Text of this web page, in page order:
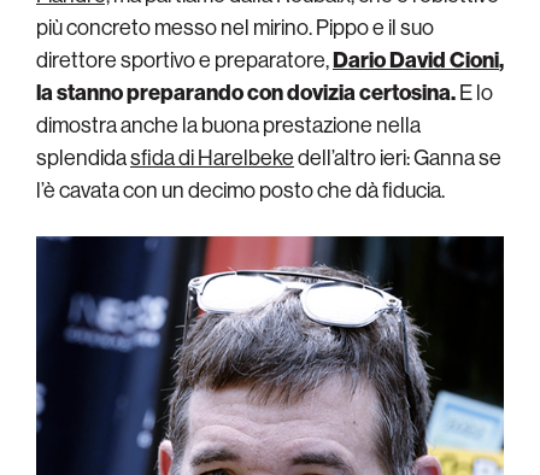
più concreto messo nel mirino. Pippo e il suo
direttore sportivo e preparatore,Dario David Cioni,
la stanno preparando con dovizia certosina.E lo
dimostra anche la buona prestazione nella
splendidasfida di Harelbekedell’altro ieri: Ganna se
l’è cavata con un decimo posto che dà fiducia.